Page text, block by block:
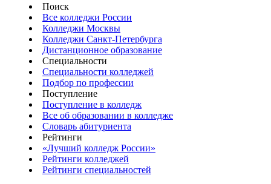
Поиск
Все колледжи России
Колледжи Москвы
Колледжи Санкт-Петербурга
Дистанционное образование
Специальности
Специальности колледжей
Подбор по профессии
Поступление
Поступление в колледж
Все об образовании в колледже
Словарь абитуриента
Рейтинги
«Лучший колледж России»
Рейтинги колледжей
Рейтинги специальностей